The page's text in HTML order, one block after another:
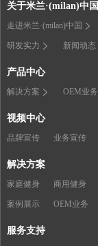
关于米兰·(milan)中国
走进米兰·(milan)中国
研发实力 新闻动态
产品中心
解决方案 OEM业务
视频中心
品牌宣传 业务宣传
解决方案
家庭健身 商用健身
案例展示 OEM业务
服务支持